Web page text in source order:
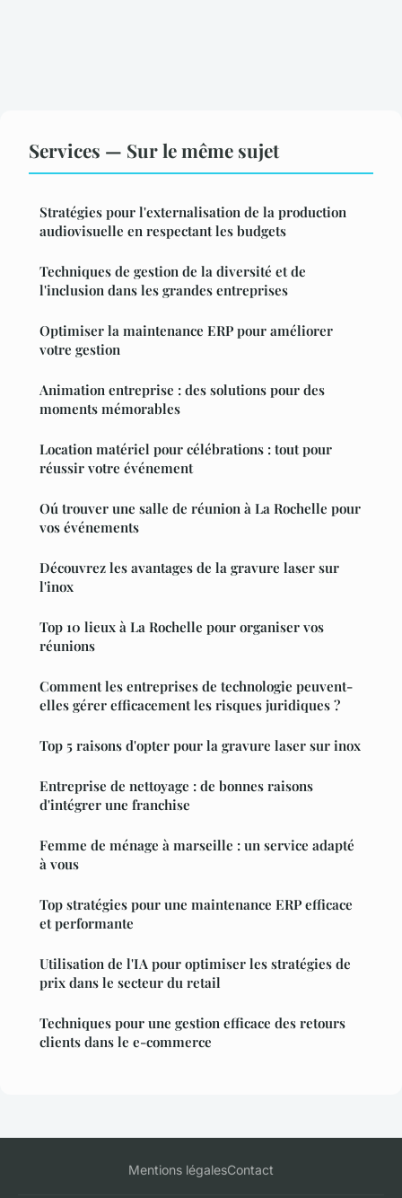
Services — Sur le même sujet
Stratégies pour l'externalisation de la production
audiovisuelle en respectant les budgets
Techniques de gestion de la diversité et de
l'inclusion dans les grandes entreprises
Optimiser la maintenance ERP pour améliorer
votre gestion
Animation entreprise : des solutions pour des
moments mémorables
Location matériel pour célébrations : tout pour
réussir votre événement
Oú trouver une salle de réunion à La Rochelle pour
vos événements
Découvrez les avantages de la gravure laser sur
l'inox
Top 10 lieux à La Rochelle pour organiser vos
réunions
Comment les entreprises de technologie peuvent-
elles gérer efficacement les risques juridiques ?
Top 5 raisons d'opter pour la gravure laser sur inox
Entreprise de nettoyage : de bonnes raisons
d'intégrer une franchise
Femme de ménage à marseille : un service adapté
à vous
Top stratégies pour une maintenance ERP efficace
et performante
Utilisation de l'IA pour optimiser les stratégies de
prix dans le secteur du retail
Techniques pour une gestion efficace des retours
clients dans le e-commerce
Mentions légalesContact